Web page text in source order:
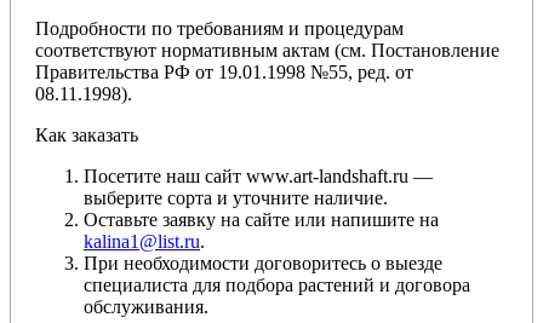
Подробности по требованиям и процедурам
соответствуют нормативным актам (см. Постановление
Правительства РФ от 19.01.1998 №55, ред. от
08.11.1998).
Как заказать
Посетите наш сайт www.art-landshaft.ru —
выберите сорта и уточните наличие.
Оставьте заявку на сайте или напишите на
kalina1@list.ru.
При необходимости договоритесь о выезде
специалиста для подбора растений и договора
обслуживания.